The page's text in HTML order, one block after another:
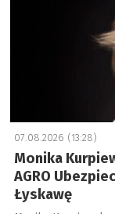
07.08.2026 (13:28)
Monika
AGRO
Łyskawę